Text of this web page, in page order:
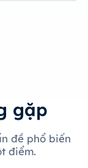
gặp
đề phổ biến
điểm.